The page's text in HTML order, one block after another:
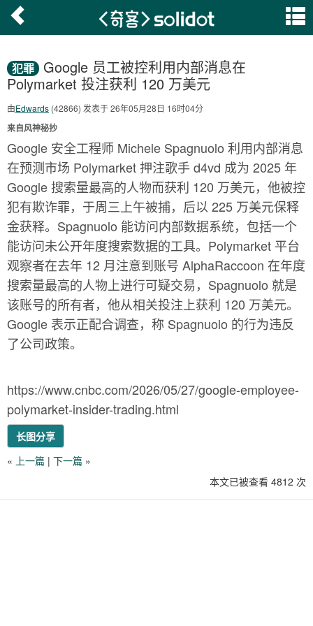
犯罪
Google 员工被控利用内部消息在
Polymarket 投注获利 120 万美元
由Edwards (42866) 发表于 26年05月28日 16时04分
来自风神秘抄
Google 安全工程师 Michele Spagnuolo 利用内部消息
在预测市场 Polymarket 押注歌手 d4vd 成为 2025 年
Google 搜索量最高的人物而获利 120 万美元，他被控
犯有欺诈罪，于周三上午被捕，后以 225 万美元保释
金获释。Spagnuolo 能访问内部数据系统，包括一个
能访问未公开年度搜索数据的工具。Polymarket 平台
观察者在去年 12 月注意到账号 AlphaRaccoon 在年度
搜索量最高的人物上进行可疑交易，Spagnuolo 就是
该账号的所有者，他从相关投注上获利 120 万美元。
Google 表示正配合调查，称 Spagnuolo 的行为违反
了公司政策。
https://www.cnbc.com/2026/05/27/google-employee-
polymarket-insider-trading.html
长图分享
« 上一篇 | 下一篇 »
本文已被查看 4812 次